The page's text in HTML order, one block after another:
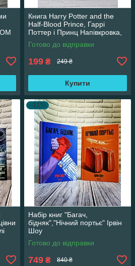
Книга Harry Potter and the
Half-Blood Prince, Гаррі
Поттер і Принц Напівкровка,
англійською мовою
Готово до відправки
199 ₴ 249 ₴
Купити
–11%
Набір книг "Багач,
бідняк","Нічний портьє" Ірвін
Шоу
Готово до відправки
749 ₴ 840 ₴